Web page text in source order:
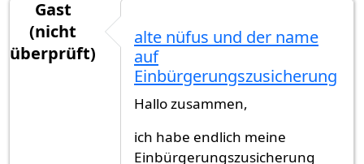
Gast
(nicht
überprüft)
alte nüfus und der name
auf
Einbürgerungszusicherung
Hallo zusammen,
ich habe endlich meine
Einbürgerungszusicherung